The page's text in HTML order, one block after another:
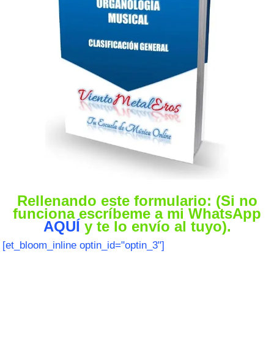
Rellenando este formulario: (Si no
funciona escríbeme a mi WhatsApp
AQUÍ y te lo envío al tuyo).
[et_bloom_inline optin_id="optin_3"]